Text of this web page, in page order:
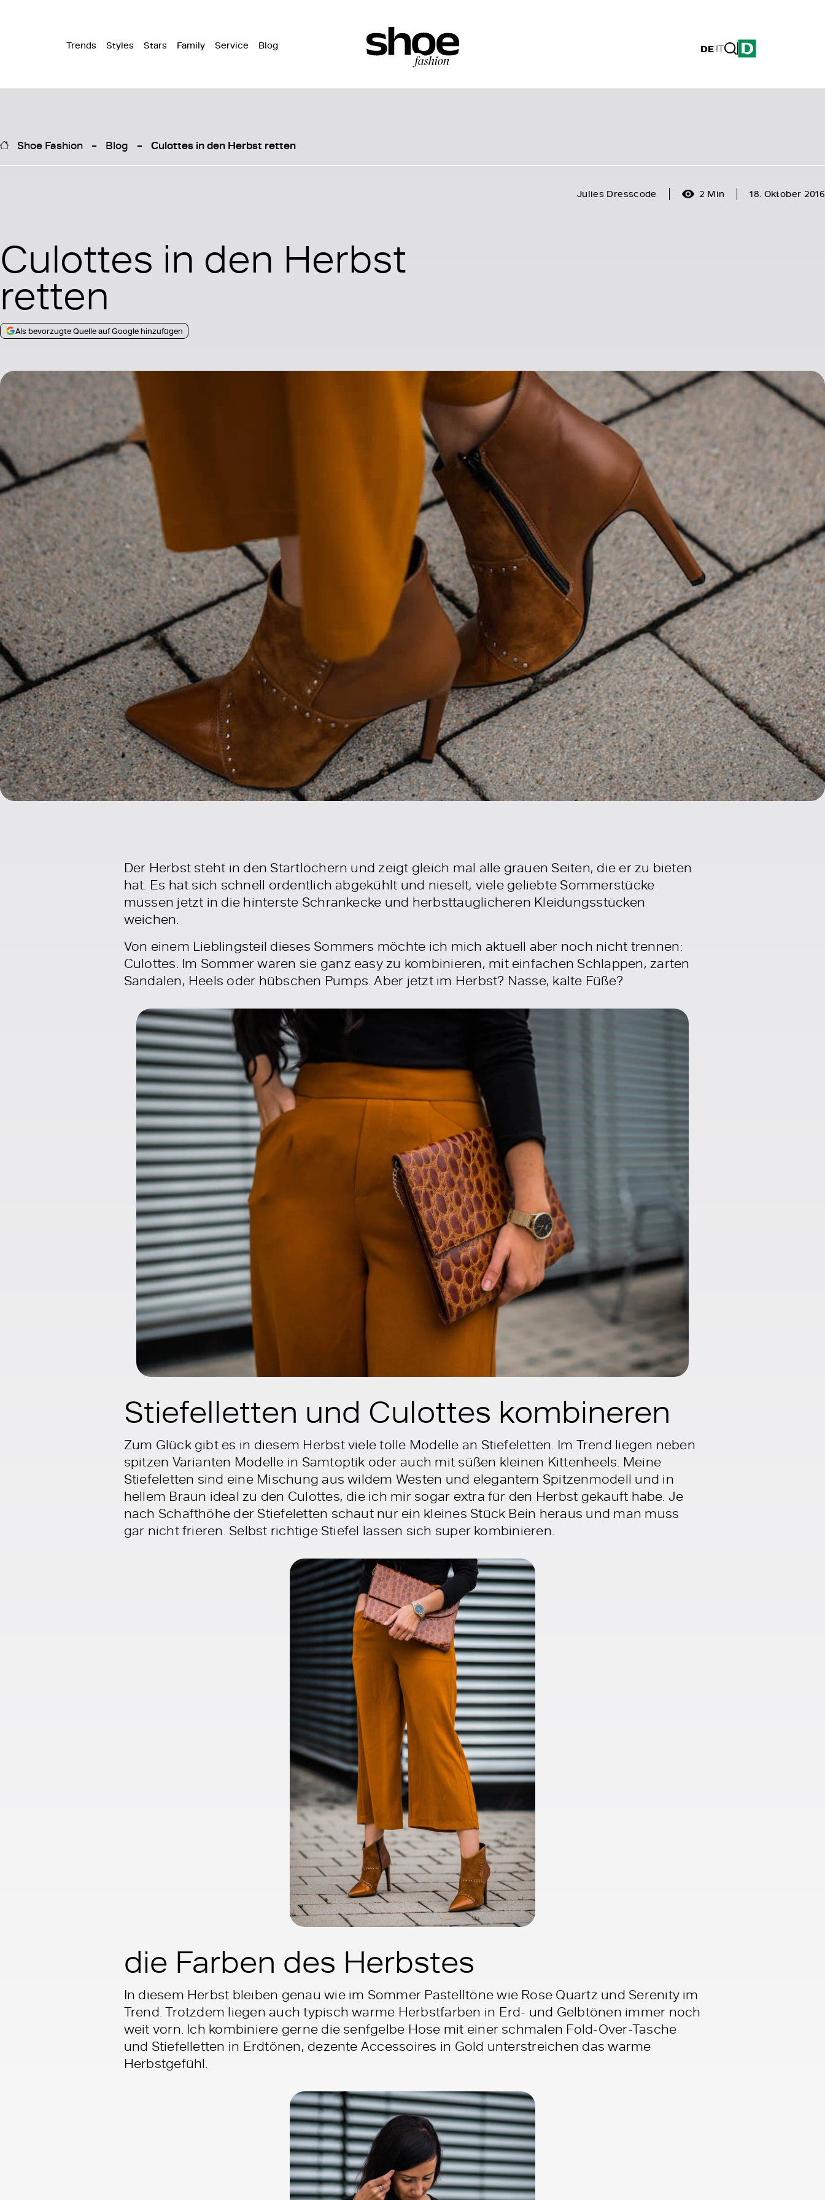
Trends Styles Stars Family Service Blog DE|IT
Shoe Fashion Blog Culottes in den Herbst retten
Julies Dresscode 2 Min 18. Oktober 2016
Culottes in den Herbst
retten
Als bevorzugte Quelle auf Google hinzufügen
Der Herbst steht in den Startlöchern und zeigt gleich mal alle grauen Seiten, die er zu bieten
hat. Es hat sich schnell ordentlich abgekühlt und nieselt, viele geliebte Sommerstücke
müssen jetzt in die hinterste Schrankecke und herbsttauglicheren Kleidungsstücken
weichen.
Von einem Lieblingsteil dieses Sommers möchte ich mich aktuell aber noch nicht trennen:
Culottes. Im Sommer waren sie ganz easy zu kombinieren, mit einfachen Schlappen, zarten
Sandalen, Heels oder hübschen Pumps. Aber jetzt im Herbst? Nasse, kalte Füße?
Stiefelletten und Culottes kombineren
Zum Glück gibt es in diesem Herbst viele tolle Modelle an Stiefeletten. Im Trend liegen neben
spitzen Varianten Modelle in Samtoptik oder auch mit süßen kleinen Kittenheels. Meine
Stiefeletten sind eine Mischung aus wildem Westen und elegantem Spitzenmodell und in
hellem Braun ideal zu den Culottes, die ich mir sogar extra für den Herbst gekauft habe. Je
nach Schafthöhe der Stiefeletten schaut nur ein kleines Stück Bein heraus und man muss
gar nicht frieren. Selbst richtige Stiefel lassen sich super kombinieren.
die Farben des Herbstes
In diesem Herbst bleiben genau wie im Sommer Pastelltöne wie Rose Quartz und Serenity im
Trend. Trotzdem liegen auch typisch warme Herbstfarben in Erd- und Gelbtönen immer noch
weit vorn. Ich kombiniere gerne die senfgelbe Hose mit einer schmalen Fold-Over-Tasche
und Stiefelletten in Erdtönen, dezente Accessoires in Gold unterstreichen das warme
Herbstgefühl.